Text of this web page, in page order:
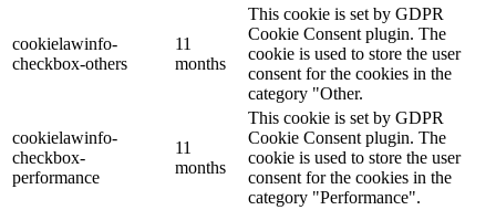
cookielawinfo-
checkbox-others
11
months
This cookie is set by GDPR
Cookie Consent plugin. The
cookie is used to store the user
consent for the cookies in the
category "Other.
cookielawinfo-
checkbox-
performance
11
months
This cookie is set by GDPR
Cookie Consent plugin. The
cookie is used to store the user
consent for the cookies in the
category "Performance".